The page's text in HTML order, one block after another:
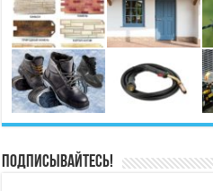
Подписывайтесь!